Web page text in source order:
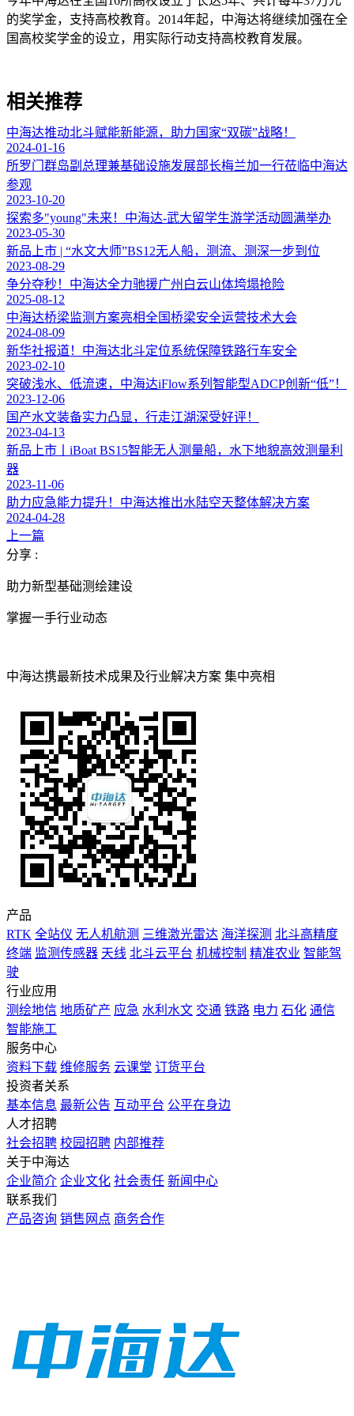
的奖学金，支持高校教育。2014年起，中海达将继续加强在全
国高校奖学金的设立，用实际行动支持高校教育发展。
相关推荐
中海达推动北斗赋能新能源，助力国家“双碳”战略！
2024-01-16
所罗门群岛副总理兼基础设施发展部长梅兰加一行莅临中海达
参观
2023-10-20
探索多"young"未来！中海达-武大留学生游学活动圆满举办
2023-05-30
新品上市 | “水文大师”BS12无人船，测流、测深一步到位
2023-08-29
争分夺秒！中海达全力驰援广州白云山体垮塌抢险
2025-08-12
中海达桥梁监测方案亮相全国桥梁安全运营技术大会
2024-08-09
新华社报道！中海达北斗定位系统保障铁路行车安全
2023-02-10
突破浅水、低流速，中海达iFlow系列智能型ADCP创新“低”！
2023-12-06
国产水文装备实力凸显，行走江湖深受好评！
2023-04-13
新品上市丨iBoat BS15智能无人测量船，水下地貌高效测量利
器
2023-11-06
助力应急能力提升！中海达推出水陆空天整体解决方案
2024-04-28
上一篇
分享 :
助力新型基础测绘建设
掌握一手行业动态
中海达携最新技术成果及行业解决方案 集中亮相
产品
RTK 全站仪 无人机航测 三维激光雷达 海洋探测 北斗高精度
终端 监测传感器 天线 北斗云平台 机械控制 精准农业 智能驾
驶
行业应用
测绘地信 地质矿产 应急 水利水文 交通 铁路 电力 石化 通信
智能施工
服务中心
资料下载 维修服务 云课堂 订货平台
投资者关系
基本信息 最新公告 互动平台 公平在身边
人才招聘
社会招聘 校园招聘 内部推荐
关于中海达
企业简介 企业文化 社会责任 新闻中心
联系我们
产品咨询 销售网点 商务合作